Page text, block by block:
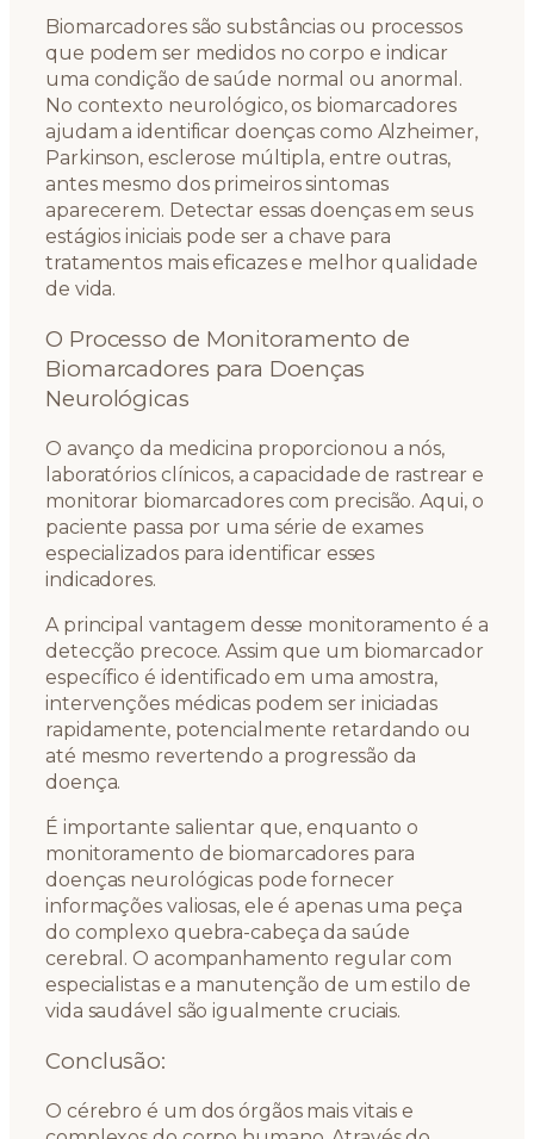
Biomarcadores são substâncias ou processos
que podem ser medidos no corpo e indicar
uma condição de saúde normal ou anormal.
No contexto neurológico, os biomarcadores
ajudam a identificar doenças como Alzheimer,
Parkinson, esclerose múltipla, entre outras,
antes mesmo dos primeiros sintomas
aparecerem. Detectar essas doenças em seus
estágios iniciais pode ser a chave para
tratamentos mais eficazes e melhor qualidade
de vida.
O Processo de Monitoramento de
Biomarcadores para Doenças
Neurológicas
O avanço da medicina proporcionou a nós,
laboratórios clínicos, a capacidade de rastrear e
monitorar biomarcadores com precisão. Aqui, o
paciente passa por uma série de exames
especializados para identificar esses
indicadores.
A principal vantagem desse monitoramento é a
detecção precoce. Assim que um biomarcador
específico é identificado em uma amostra,
intervenções médicas podem ser iniciadas
rapidamente, potencialmente retardando ou
até mesmo revertendo a progressão da
doença.
É importante salientar que, enquanto o
monitoramento de biomarcadores para
doenças neurológicas pode fornecer
informações valiosas, ele é apenas uma peça
do complexo quebra-cabeça da saúde
cerebral. O acompanhamento regular com
especialistas e a manutenção de um estilo de
vida saudável são igualmente cruciais.
Conclusão:
O cérebro é um dos órgãos mais vitais e